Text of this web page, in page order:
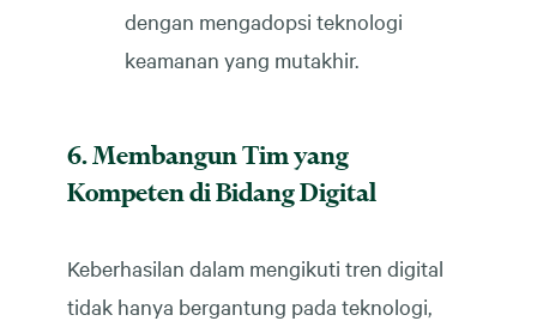
dengan mengadopsi teknologi
keamanan yang mutakhir.
6. Membangun Tim yang
Kompeten di Bidang Digital
Keberhasilan dalam mengikuti tren digital
tidak hanya bergantung pada teknologi,